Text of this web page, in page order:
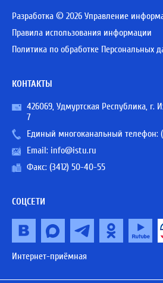
Разработка © 2026 Управление
Правила использования информации
Политика по обработке Персональных
КОНТАКТЫ
426069, Удмуртская Республика, г.
7
Единый многоканальный телефон:
Email: info@istu.ru
Факс: (3412) 50-40-55
СОЦСЕТИ
Интернет-приёмная